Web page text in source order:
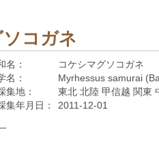
コガネ
名：
コケシマグソコガネ
名：
Myrhessus samurai
集地：
東北 北陸 甲信越 関東
集年月日：
2011-12-01